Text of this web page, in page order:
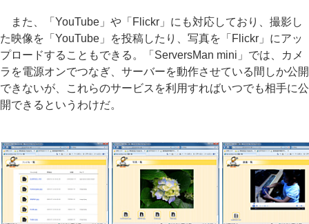
また、「YouTube」や「Flickr」にも対応しており、撮影し
た映像を「YouTube」を投稿したり、写真を「Flickr」にアッ
プロードすることもできる。「ServersMan mini」では、カメ
ラを電源オンでつなぎ、サーバーを動作させている間しか公開
できないが、これらのサービスを利用すればいつでも相手に公
開できるというわけだ。